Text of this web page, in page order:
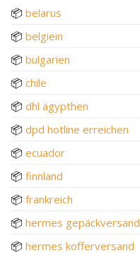
📦 belarus
📦 belgiein
📦 bulgarien
📦 chile
📦 dhl ägypthen
📦 dpd hotline erreichen
📦 ecuador
📦 finnland
📦 frankreich
📦 hermes gepäckversand
📦 hermes kofferversand